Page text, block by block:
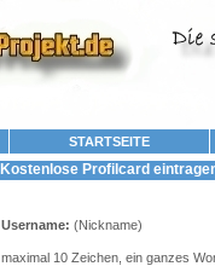
STARTSEITE
Kostenlose Profilcard
Username: (Nickname)
maximal 10 Zeichen, ein ganzes